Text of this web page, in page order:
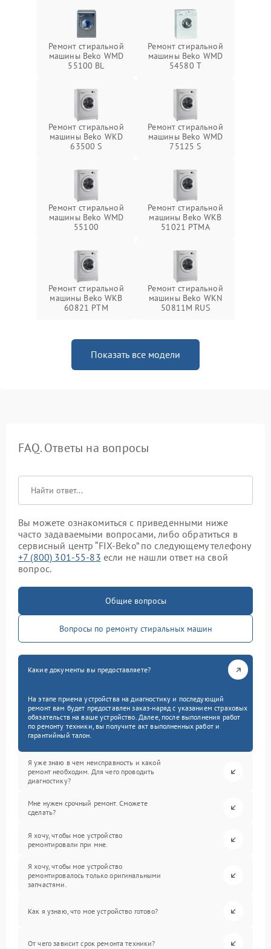
Ремонт стиральной
машины Beko WMD
55100 BL
Ремонт стиральной
машины Beko WMD
54580 T
Ремонт стиральной
машины Beko WKD
63500 S
Ремонт стиральной
машины Beko WMD
75125 S
Ремонт стиральной
машины Beko WMD
55100
Ремонт стиральной
машины Beko WKB
51021 PTМА
Ремонт стиральной
машины Beko WKB
60821 PTМ
Ремонт стиральной
машины Beko WKN
50811M RUS
Показать все модели
FAQ. Ответы на вопросы
Вы можете ознакомиться с приведенными ниже
часто задаваемыми вопросами, либо обратиться в
сервисный центр “FIX-Beko” по следующему телефону
+7 (800) 301-55-83 если не нашли ответ на свой
вопрос.
Общие вопросы
Вопросы по ремонту стиральных машин
Какие документы вы предоставляете?
На этапе приема устройства на диагностику и последующий
ремонт вам будет предоставлен заказ-наряд с указанием страховых
обязательств на ваше устройство. Далее, после выполнения работ
по ремонту техники, вы получите акт выполненных работ и
гарантийный талон.
Я уже знаю в чем неисправность и какой
ремонт необходим. Для чего проводить
диагностику?
Мне нужен срочный ремонт. Сможете
сделать?
Я хочу, чтобы мое устройство
ремонтировали при мне.
Я хочу, чтобы мое устройство
ремонтировалось только оригинальными
запчастями.
Как я узнаю, что мое устройство готово?
От чего зависит срок ремонта техники?